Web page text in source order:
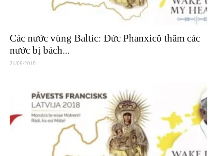
Các nước vùng Baltic: Đức Phanxicô thăm các
nước bị bách...
21/09/2018